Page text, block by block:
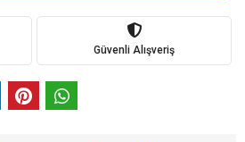
Güvenli Alışveriş